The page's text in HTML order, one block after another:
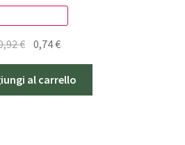
€
prezzo
originale
era:
0,74€Il
prezzo
attuale
è:
al carrello